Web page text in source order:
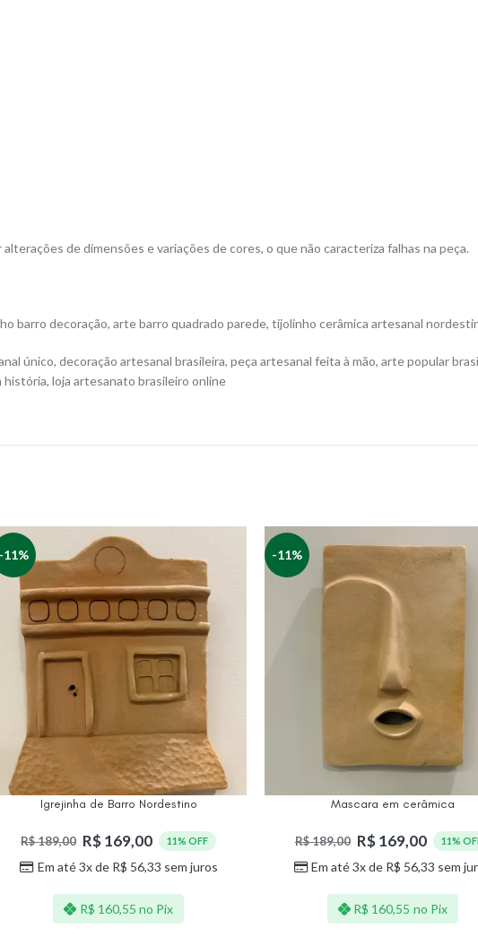
de dimensões e variações de cores, o que não caracteriza falhas na peça.
barro decoração, arte barro quadrado parede, tijolinho cerâmica artesanal
único, decoração artesanal brasileira, peça artesanal feita à mão, arte popular
loja artesanato brasileiro online
-11%
Igrejinha de Barro Nordestino
R$189,00 R$169,00 11% OFF
Em até 3x de R$ 56,33 sem juros
R$ 160,55 no Pix
-11%
Mascara em cerâmica
R$189,00 R$169,00 11%
Em até 3x de R$ 56,33 sem
R$ 160,55 no Pix